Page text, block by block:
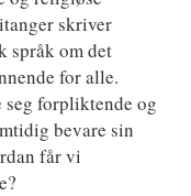
skriver
språk om det
for alle.
seg forpliktende og
bevare sin
får vi